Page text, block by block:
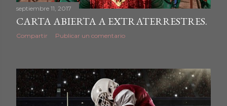
septiembre 11, 2017
CARTA ABIERTA A EXTRATERRESTRES.
Compartir Publicar un comentario